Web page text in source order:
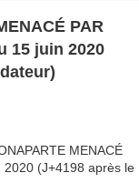
15 juin 2020